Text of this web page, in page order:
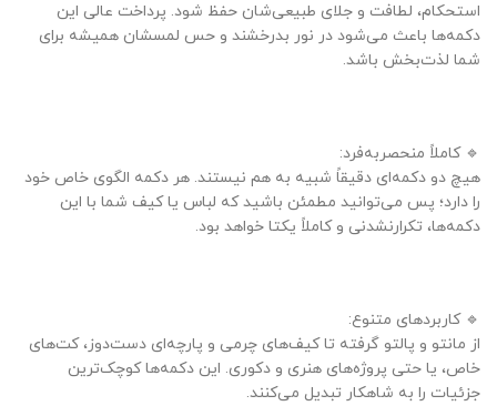
استحکام، لطافت و جلای طبیعی‌شان حفظ شود. پرداخت عالی این
دکمه‌ها باعث می‌شود در نور بدرخشند و حس لمسشان همیشه برای
شما لذت‌بخش باشد.
🔹 کاملاً منحصربه‌فرد:
هیچ دو دکمه‌ای دقیقاً شبیه به هم نیستند. هر دکمه الگوی خاص خود
را دارد؛ پس می‌توانید مطمئن باشید که لباس یا کیف شما با این
دکمه‌ها، تکرارنشدنی و کاملاً یکتا خواهد بود.
🔹 کاربردهای متنوع:
از مانتو و پالتو گرفته تا کیف‌های چرمی و پارچه‌ای دست‌دوز، کت‌های
خاص، یا حتی پروژه‌های هنری و دکوری. این دکمه‌ها کوچک‌ترین
جزئیات را به شاهکار تبدیل می‌کنند.